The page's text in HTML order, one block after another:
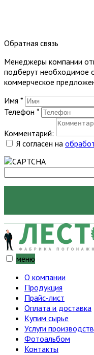
Обратная связь
Менеджеры компании
подберут необходимое
коммерческое
Имя *
Телефон *
Комментарий:
Я согласен на
меню
О компании
Продукция
Прайс-лист
Оплата и доставка
Купим сырье
Услуги
Фотоальбом
Контакты